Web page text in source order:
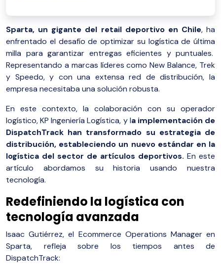
Sparta, un gigante del retail deportivo en Chile, ha
enfrentado el desafío de optimizar su logística de última
milla para garantizar entregas eficientes y puntuales.
Representando a marcas líderes como New Balance, Trek
y Speedo, y con una extensa red de distribución, la
empresa necesitaba una solución robusta.
En este contexto, la colaboración con su operador
logístico, KP Ingeniería Logística, y la implementación de
DispatchTrack han transformado su estrategia de
distribución, estableciendo un nuevo estándar en la
logística del sector de artículos deportivos. En este
artículo abordamos su historia usando nuestra
tecnología.
Redefiniendo la logística con
tecnología avanzada
Isaac Gutiérrez, el Ecommerce Operations Manager en
Sparta, refleja sobre los tiempos antes de
DispatchTrack: